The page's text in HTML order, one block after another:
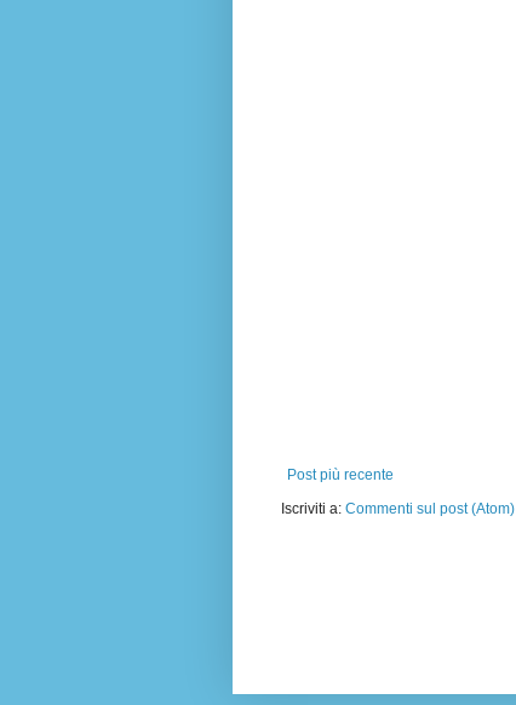
Post più recente
Iscriviti a: Commenti sul post (Atom)